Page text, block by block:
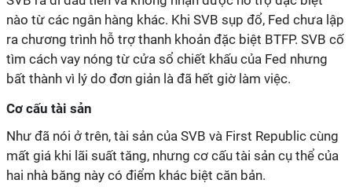
nào từ các ngân hàng khác. Khi SVB sụp đổ, Fed chưa lập
ra chương trình hỗ trợ thanh khoản đặc biệt BTFP. SVB cố
tìm cách vay nóng từ cửa sổ chiết khấu của Fed nhưng
bất thành vì lý do đơn giản là đã hết giờ làm việc.
Cơ cấu tài sản
Như đã nói ở trên, tài sản của SVB và First Republic cùng
mất giá khi lãi suất tăng, nhưng cơ cấu tài sản cụ thể của
hai nhà băng này có điểm khác biệt căn bản.